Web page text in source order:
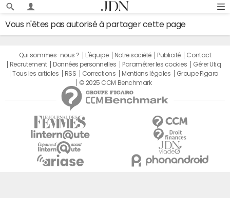
Vous n'êtes pas autorisé à partager cette page
Qui sommes-nous ? L'équipe Notre société Publicité
Contact
Recrutement
Données personnelles Paramétrer les cookies
Gérer Utiq
Tous les articles
RSS Corrections Mentions légales
Groupe Figaro
© 2025 CCM Benchmark